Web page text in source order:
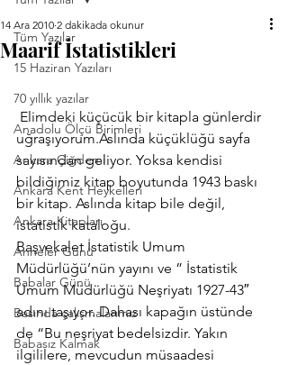
Tüm Yazılar
15 Haziran Yazıları
70 yıllık yazılar
Anadolu Ölçü Birimleri
Ankara Çiğdemi
Ankara Kent Heykelleri
Ankara Kitapları
Anneler Günü
Babalar Günü
Basında çalışmalarımız
Babasız Kalmak
Maarif İstatistikleri
14 Ara 2010 2 dakikada okunur
uğraşıyorum.Aslında küçüklüğü sayfa
sayısından geliyor. Yoksa kendisi
bildiğimiz kitap boyutunda 1943 baskı
bir kitap. Aslında kitap bile değil,
istatistik kataloğu.
Başvekalet İstatistik Umum
Müdürlüğü’nün yayını ve ” İstatistik
Umum Müdürlüğü Neşriyatı 1927-43″
adını taşıyor. Dahası kapağın üstünde
de “Bu neşriyat bedelsizdir. Yakın
ilgililere, mevcudun müsaadesi